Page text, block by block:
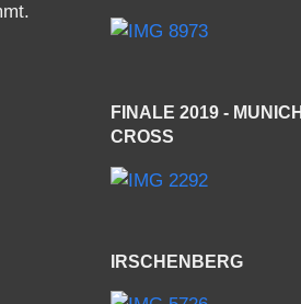
FINALE 2019 -
CROSS
IRSCHENBERG